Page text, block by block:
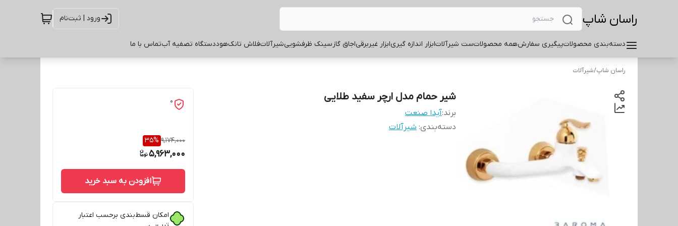
راسان شاپ ورود | ثبت‌نام
دسته‌بندی محصولاتپیگیری سفارشهمه محصولاتست شیرآلاتابزار اندازه گیریابزار غیربرقیاجاق گازسینک ظرفشوییشیرآلاتفلاش تانکهوددستگاه تصفیه آبتماس با ما
راسان شاپ/شیرآلات
شیر حمام مدل ارچر سفید طلایی
برند:آیدا صنعت
دسته‌بندی: شیرآلات
0
9,174,000
35%
5,963,000
افزودن به سبد خرید
امکان قسط‌بندی برحسب اعتبار